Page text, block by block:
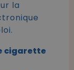
la
cigarette